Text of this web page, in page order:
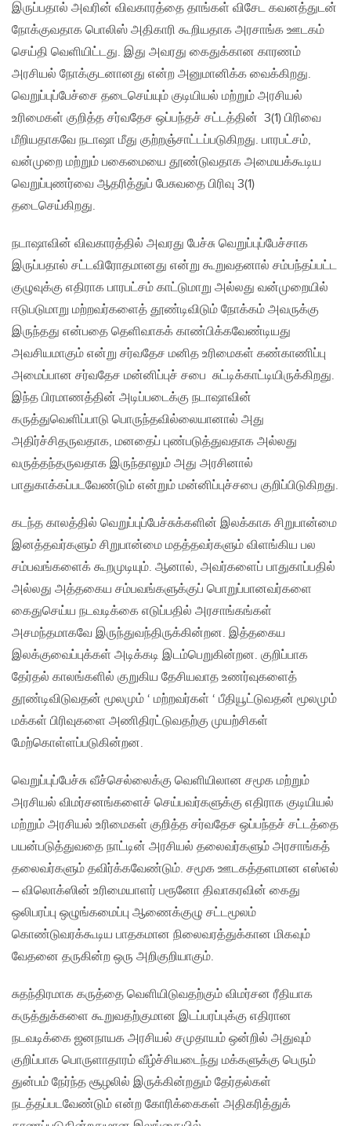
இருப்பதால் அவரின் விவகாரத்தை தாங்கள் விசேட கவனத்துடன்
நோக்குவதாக பொலிஸ் அதிகாரி கூறியதாக அரசாங்க ஊடகம்
செய்தி வெளியிட்டது. இது அவரது கைதுக்கான காரணம்
அரசியல் நோக்குடனானது என்ற அனுமானிக்க வைக்கிறது.
வெறுப்புப்பேச்சை தடைசெய்யும் குடியியல் மற்றும் அரசியல்
உரிமைகள் குறித்த சர்வதேச ஒப்பந்தச் சட்டத்தின் 3(1) பிரிவை
மீறியதாகவே நடாஷா மீது குற்றஞ்சாட்டப்படுகிறது. பாரபட்சம்,
வன்முறை மற்றும் பகைமையை தூண்டுவதாக அமையக்கூடிய
வெறுப்புணர்வை ஆதரித்துப் பேசுவதை பிரிவு 3(1)
தடைசெய்கிறது.
நடாஷாவின் விவகாரத்தில் அவரது பேச்சு வெறுப்புப்பேச்சாக
இருப்பதால் சட்டவிரோதமானது என்று கூறுவதனால் சம்பந்தப்பட்ட
குழுவுக்கு எதிராக பாரபட்சம் காட்டுமாறு அல்லது வன்முறையில்
ஈடுபடுமாறு மற்றவர்களைத் தூண்டிவிடும் நோக்கம் அவருக்கு
இருந்தது என்பதை தெளிவாகக் காண்பிக்கவேண்டியது
அவசியமாகும் என்று சர்வதேச மனித உரிமைகள் கண்காணிப்பு
அமைப்பான சர்வதேச மன்னிப்புச் சபை சுட்டிக்காட்டியிருக்கிறது.
இந்த பிரமாணத்தின் அடிப்படைக்கு நடாஷாவின்
கருத்துவெளிப்பாடு பொருந்தவில்லையானால் அது
அதிர்ச்சிதருவதாக, மனதைப் புண்படுத்துவதாக அல்லது
வருத்தந்தருவதாக இருந்தாலும் அது அரசினால்
பாதுகாக்கப்படவேண்டும் என்றும் மன்னிப்புச்சபை குறிப்பிடுகிறது.
கடந்த காலத்தில் வெறுப்புப்பேச்சுக்களின் இலக்காக சிறுபான்மை
இனத்தவர்களும் சிறுபான்மை மதத்தவர்களும் விளங்கிய பல
சம்பவங்களைக் கூறமுடியும். ஆனால், அவர்களைப் பாதுகாப்பதில்
அல்லது அத்தகைய சம்பவங்களுக்குப் பொறுப்பானவர்களை
கைதுசெய்ய நடவடிக்கை எடுப்பதில் அரசாங்கங்கள்
அசமந்தமாகவே இருந்துவந்திருக்கின்றன. இத்தகைய
இலக்குவைப்புக்கள் அடிக்கடி இடம்பெறுகின்றன. குறிப்பாக
தேர்தல் காலங்களில் குறுகிய தேசியவாத உணர்வுகளைத்
தூண்டிவிடுவதன் மூலமும் ‘ மற்றவர்கள் ‘ பீதியூட்டுவதன் மூலமும்
மக்கள் பிரிவுகளை அணிதிரட்டுவதற்கு முயற்சிகள்
மேற்கொள்ளப்படுகின்றன.
வெறுப்புப்பேச்சு வீச்செல்லைக்கு வெளியிலான சமூக மற்றும்
அரசியல் விமர்சனங்களைச் செய்பவர்களுக்கு எதிராக குடியியல்
மற்றும் அரசியல் உரிமைகள் குறித்த சர்வதேச ஒப்பந்தச் சட்டத்தை
பயன்படுத்துவதை நாட்டின் அரசியல் தலைவர்களும் அரசாங்கத்
தலைவர்களும் தவிர்க்கவேண்டும். சமூக ஊடகத்தளமான எஸ்எல்
– விலொக்ஸின் உரிமையாளர் பரூனோ திவாகரவின் கைது
ஒலிபரப்பு ஒழுங்கமைப்பு ஆணைக்குழு சட்டமூலம்
கொண்டுவரக்கூடிய பாதகமான நிலைவரத்துக்கான மிகவும்
வேதனை தருகின்ற ஒரு அறிகுறியாகும்.
சுதந்திரமாக கருத்தை வெளியிடுவதற்கும் விமர்சன ரீதியாக
கருத்துக்களை கூறுவதற்குமான இடப்பரப்புக்கு எதிரான
நடவடிக்கை ஜனநாயக அரசியல் சமுதாயம் ஒன்றில் அதுவும்
குறிப்பாக பொருளாதாரம் வீழ்ச்சியடைந்து மக்களுக்கு பெரும்
துன்பம் நேர்ந்த சூழலில் இருக்கின்றதும் தேர்தல்கள்
நடத்தப்படவேண்டும் என்ற கோரிக்கைகள் அதிகரித்துக்